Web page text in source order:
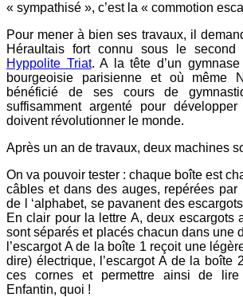
« sympathisé », c’est la « commotion
Pour mener à bien ses travaux, il
Héraultais fort connu sous le second
Hyppolite Triat. A la tête d’un
bourgeoisie parisienne et où même
bénéficié de ses cours de
suffisamment argenté pour
doivent révolutionner le monde.
Après un an de travaux, deux machines
On va pouvoir tester : chaque boîte est
câbles et dans des auges, repérées par
de l ‘alphabet, se pavanent des
En clair pour la lettre A, deux escargots
sont séparés et placés chacun dans une
l’escargot A de la boîte 1 reçoit une
dire) électrique, l’escargot A de la boîte
ces cornes et permettre ainsi de
Enfantin, quoi !